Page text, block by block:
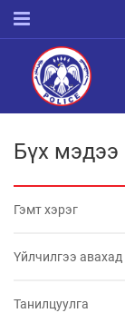
Бүх мэдээ
Гэмт хэрэг
Үйлчилгээ
Танилцуулга